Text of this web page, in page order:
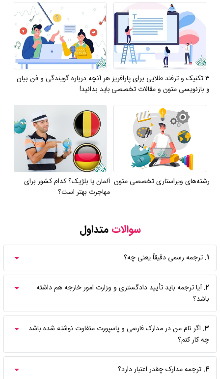
3 تکنیک و ترفند طلایی برای پارافریز
و بازنویسی متون و مقالات تخصصی
هر آنچه درباره گویندگی و فن بیان
باید بدانید!
رشته‌های ویراستاری تخصصی متون آلمان یا بلژیک؟ کدام کشور برای
مهاجرت بهتر است؟
سوالاتمتداول
1. ترجمه رسمی دقیقاً یعنی چه؟
2. آیا ترجمه باید تأیید دادگستری و وزارت امور خارجه هم داشته
باشد؟
3. اگر نام من در مدارک فارسی و پاسپورت متفاوت نوشته شده باشد
چه کار کنم؟
4. ترجمه مدارک چقدر اعتبار دارد؟